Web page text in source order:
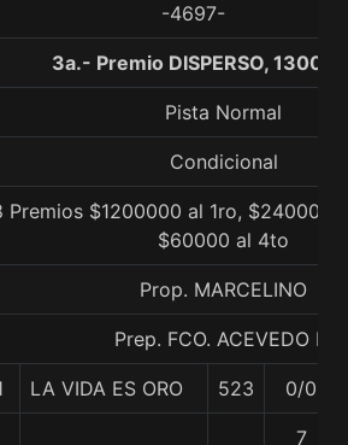
-4697-
3a.- Premio DISPERSO, 1300
Pista Normal
Condicional
Premios $1200000 al 1ro, $240000
$60000 al 4to
Prop. MARCELINO
Prep. FCO. ACEVEDO R.
LA VIDA ES ORO 523 0/0
7